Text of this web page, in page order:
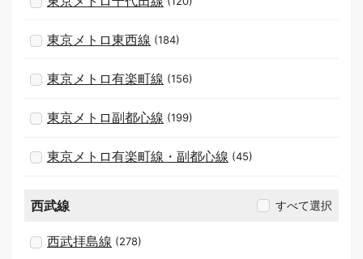
東京メトロ東西線 (184)
東京メトロ有楽町線 (156)
東京メトロ副都心線 (199)
東京メトロ有楽町線・副都心線 (45)
西武線 すべて選択
西武拝島線 (278)